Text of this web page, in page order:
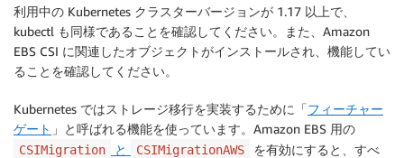
利用中の Kubernetes クラスターバージョンが 1.17 以上で、
kubectl も同様であることを確認してください。また、Amazon
EBS CSI に関連したオブジェクトがインストールされ、機能してい
ることを確認してください。
Kubernetes ではストレージ移行を実装するために「フィーチャー
ゲート 」と呼ばれる機能を使っています。Amazon EBS 用の
CSIMigration と CSIMigrationAWS
を有効にすると、すべ